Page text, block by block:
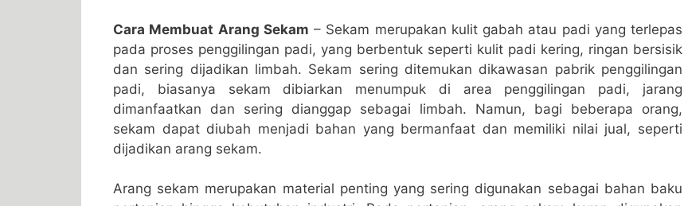
Cara Membuat Arang Sekam – Sekam merupakan kulit gabah atau padi yang terlepas
pada proses penggilingan padi, yang berbentuk seperti kulit padi kering, ringan bersisik
dan sering dijadikan limbah. Sekam sering ditemukan dikawasan pabrik penggilingan
padi, biasanya sekam dibiarkan menumpuk di area penggilingan padi, jarang
dimanfaatkan dan sering dianggap sebagai limbah. Namun, bagi beberapa orang,
sekam dapat diubah menjadi bahan yang bermanfaat dan memiliki nilai jual, seperti
dijadikan arang sekam.
Arang sekam merupakan material penting yang sering digunakan sebagai bahan baku